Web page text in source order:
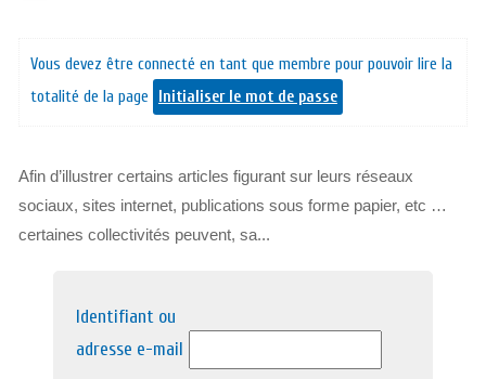
Vous devez être connecté en tant que membre pour pouvoir lire la
totalité de la page
Initialiser le mot de passe
Afin d’illustrer certains articles figurant sur leurs réseaux
sociaux, sites internet, publications sous forme papier, etc …
certaines collectivités peuvent, sa...
Identifiant ou
adresse e-mail